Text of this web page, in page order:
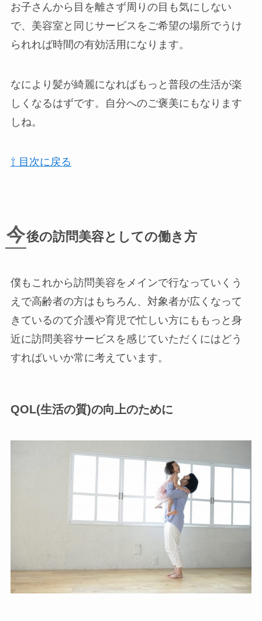
お子さんから目を離さず周りの目も気にしない
で、美容室と同じサービスをご希望の場所でうけ
られれば時間の有効活用になります。
なにより髪が綺麗になればもっと普段の生活が楽
しくなるはずです。自分へのご褒美にもなります
しね。
⇧ 目次に戻る
今後の訪問美容としての働き方
僕もこれから訪問美容をメインで行なっていくう
えで高齢者の方はもちろん、対象者が広くなって
きているのて介護や育児で忙しい方にももっと身
近に訪問美容サービスを感じていただくにはどう
すればいいか常に考えています。
QOL(生活の質)の向上のために